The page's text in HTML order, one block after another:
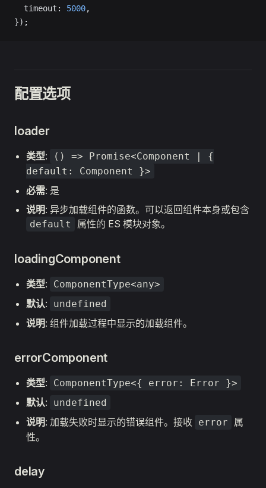
  timeout:
5000,
});
配置选项
loader
类型:
() => Promise<Component | {
default: Component }>
必需: 是
说明: 异步加载组件的函数。可以返回组件本身或包含
default 属性的 ES 模块对象。
loadingComponent
类型: ComponentType<any>
默认: undefined
说明: 组件加载过程中显示的加载组件。
errorComponent
类型: ComponentType<{ error: Error }>
默认: undefined
说明: 加载失败时显示的错误组件。接收 error
属
性。
delay